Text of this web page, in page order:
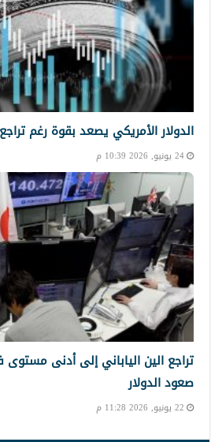
الدولار الأمريكي يصعد بقوة رغم
24 يونيو, 2026 10:39 م
صعود الدولار
22 يونيو, 2026 11:28 م